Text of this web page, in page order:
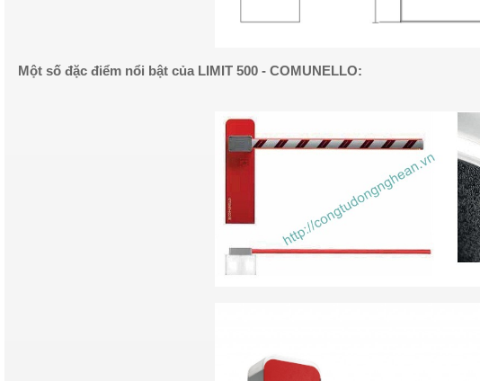
Một số đặc điểm nổi bật của LIMIT 500- COMUNELLO: